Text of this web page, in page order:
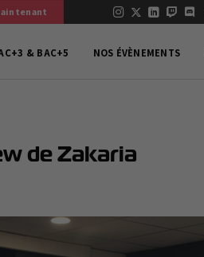
& BAC+5 NOS ÉVÈNEMENTS
de Zakaria